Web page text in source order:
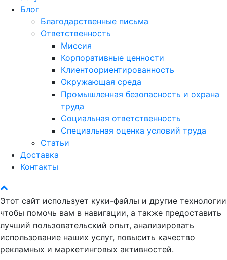
Блог
Благодарственные письма
Ответственность
Миссия
Корпоративные ценности
Клиентоориентированность
Окружающая среда
Промышленная безопасность и охрана
труда
Социальная ответственность
Специальная оценка условий труда
Статьи
Доставка
Контакты
Этот сайт использует куки-файлы и другие
чтобы помочь вам в навигации, а также предоставить
лучший пользовательский опыт, анализировать
использование наших услуг, повысить качество
рекламных и маркетинговых активностей.